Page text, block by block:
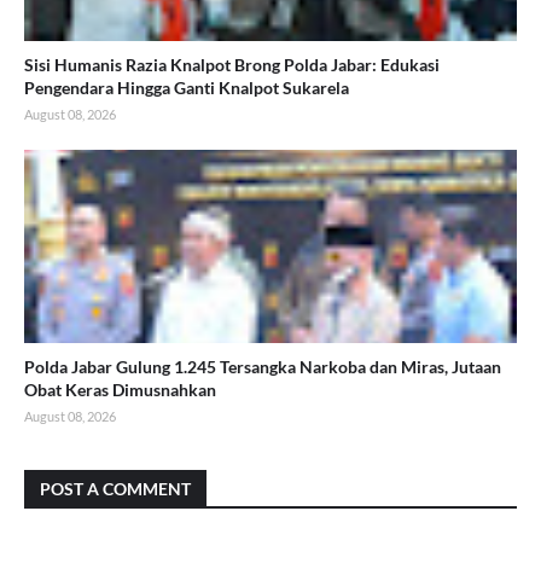
Sisi Humanis Razia Knalpot Brong Polda Jabar: Edukasi
Pengendara Hingga Ganti Knalpot Sukarela
August 08, 2026
Polda Jabar Gulung 1.245 Tersangka Narkoba dan Miras, Jutaan
Obat Keras Dimusnahkan
August 08, 2026
POST A COMMENT